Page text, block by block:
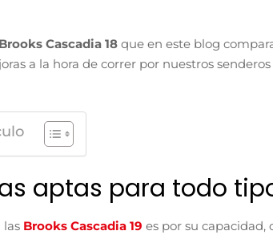
Brooks Cascadia 18 que en este blog
a la hora de correr por nuestros
aptas para todo
las Brooks Cascadia 19 es por su capacidad,